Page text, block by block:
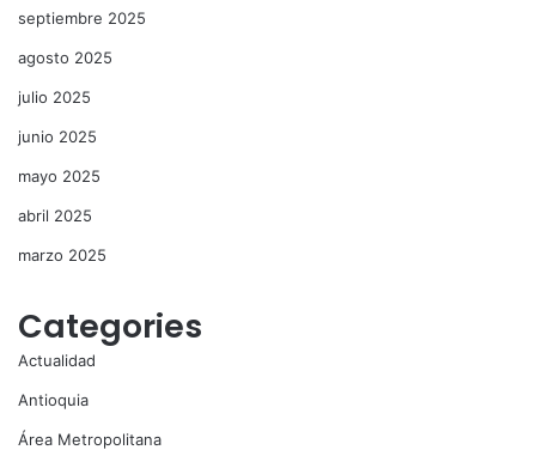
septiembre 2025
agosto 2025
julio 2025
junio 2025
mayo 2025
abril 2025
marzo 2025
Categories
Actualidad
Antioquia
Área Metropolitana